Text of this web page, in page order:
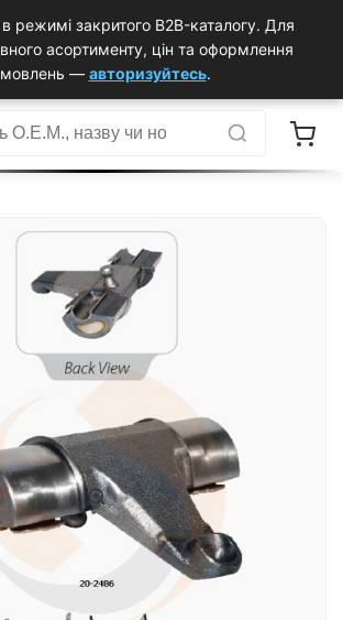
режимі закритого B2B-каталогу. Для
асортименту, цін та оформлення
— авторизуйтесь.